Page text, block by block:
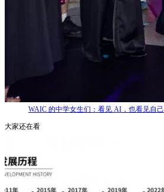
WAIC 的中学女生们：看见 AI，也看见自己
大家还在看